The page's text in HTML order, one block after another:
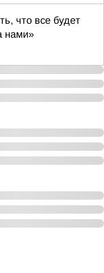
что все будет
нами»